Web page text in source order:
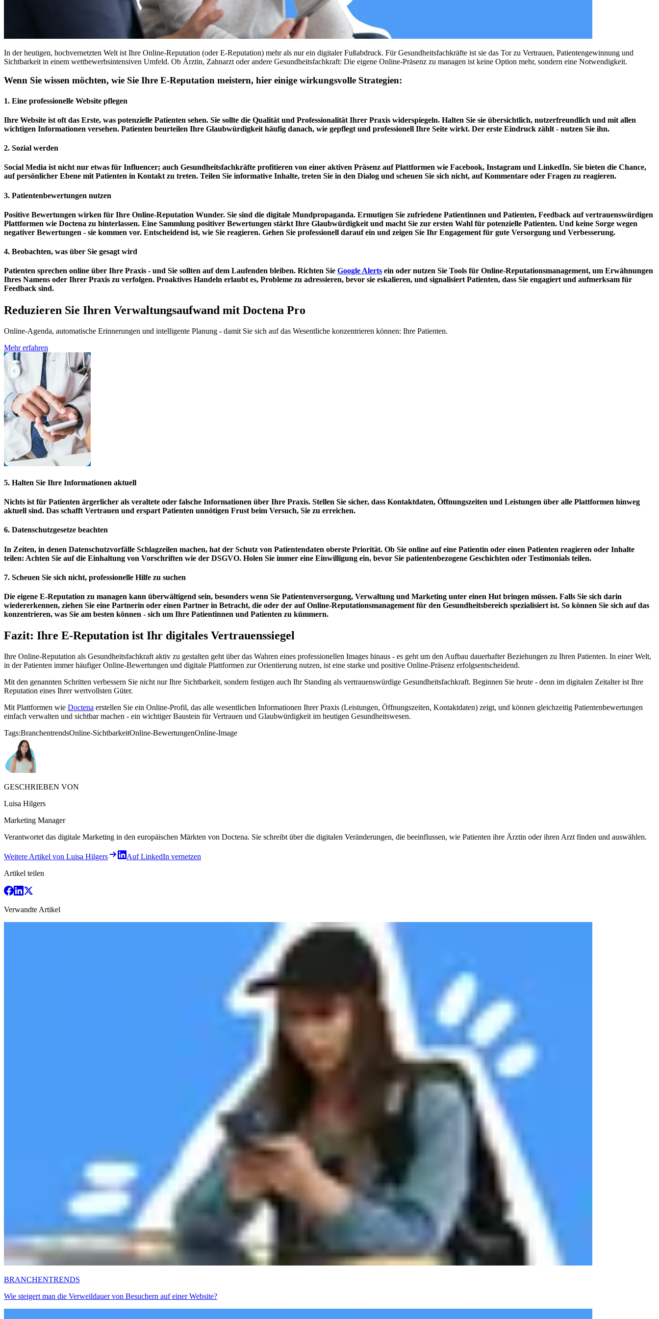
In der heutigen, hochvernetzten Welt ist Ihre Online-Reputation (oder E-Reputation) mehr als nur ein digitaler Fußabdruck. Für Gesundheitsfachkräfte ist sie das Tor zu Vertrauen, Patientengewinnung und
Sichtbarkeit in einem wettbewerbsintensiven Umfeld. Ob Ärztin, Zahnarzt oder andere Gesundheitsfachkraft: Die eigene Online-Präsenz zu managen ist keine Option mehr, sondern eine Notwendigkeit.
Wenn Sie wissen möchten, wie Sie Ihre E-Reputation meistern, hier einige wirkungsvolle Strategien:
1. Eine professionelle Website pflegen
Ihre Website ist oft das Erste, was potenzielle Patienten sehen. Sie sollte die Qualität und Professionalität Ihrer Praxis widerspiegeln. Halten Sie sie übersichtlich, nutzerfreundlich und mit allen
wichtigen Informationen versehen. Patienten beurteilen Ihre Glaubwürdigkeit häufig danach, wie gepflegt und professionell Ihre Seite wirkt. Der erste Eindruck zählt - nutzen Sie ihn.
2. Sozial werden
Social Media ist nicht nur etwas für Influencer; auch Gesundheitsfachkräfte profitieren von einer aktiven Präsenz auf Plattformen wie Facebook, Instagram und LinkedIn. Sie bieten die Chance,
auf persönlicher Ebene mit Patienten in Kontakt zu treten. Teilen Sie informative Inhalte, treten Sie in den Dialog und scheuen Sie sich nicht, auf Kommentare oder Fragen zu reagieren.
3. Patientenbewertungen nutzen
Positive Bewertungen wirken für Ihre Online-Reputation Wunder. Sie sind die digitale Mundpropaganda. Ermutigen Sie zufriedene Patientinnen und Patienten, Feedback auf vertrauenswürdigen
Plattformen wie Doctena zu hinterlassen. Eine Sammlung positiver Bewertungen stärkt Ihre Glaubwürdigkeit und macht Sie zur ersten Wahl für potenzielle Patienten. Und keine Sorge wegen
negativer Bewertungen - sie kommen vor. Entscheidend ist, wie Sie reagieren. Gehen Sie professionell darauf ein und zeigen Sie Ihr Engagement für gute Versorgung und Verbesserung.
4. Beobachten, was über Sie gesagt wird
Patienten sprechen online über Ihre Praxis - und Sie sollten auf dem Laufenden bleiben. Richten Sie Google Alerts ein oder nutzen Sie Tools für Online-Reputationsmanagement, um Erwähnungen
Ihres Namens oder Ihrer Praxis zu verfolgen. Proaktives Handeln erlaubt es, Probleme zu adressieren, bevor sie eskalieren, und signalisiert Patienten, dass Sie engagiert und aufmerksam für
Feedback sind.
Reduzieren Sie Ihren Verwaltungsaufwand mit Doctena Pro
Online-Agenda, automatische Erinnerungen und intelligente Planung - damit Sie sich auf das Wesentliche konzentrieren können: Ihre Patienten.
Mehr erfahren
5. Halten Sie Ihre Informationen aktuell
Nichts ist für Patienten ärgerlicher als veraltete oder falsche Informationen über Ihre Praxis. Stellen Sie sicher, dass Kontaktdaten, Öffnungszeiten und Leistungen über alle Plattformen hinweg
aktuell sind. Das schafft Vertrauen und erspart Patienten unnötigen Frust beim Versuch, Sie zu erreichen.
6. Datenschutzgesetze beachten
In Zeiten, in denen Datenschutzvorfälle Schlagzeilen machen, hat der Schutz von Patientendaten oberste Priorität. Ob Sie online auf eine Patientin oder einen Patienten reagieren oder Inhalte
teilen: Achten Sie auf die Einhaltung von Vorschriften wie der DSGVO. Holen Sie immer eine Einwilligung ein, bevor Sie patientenbezogene Geschichten oder Testimonials teilen.
7. Scheuen Sie sich nicht, professionelle Hilfe zu suchen
Die eigene E-Reputation zu managen kann überwältigend sein, besonders wenn Sie Patientenversorgung, Verwaltung und Marketing unter einen Hut bringen müssen. Falls Sie sich darin
wiedererkennen, ziehen Sie eine Partnerin oder einen Partner in Betracht, die oder der auf Online-Reputationsmanagement für den Gesundheitsbereich spezialisiert ist. So können Sie sich auf das
konzentrieren, was Sie am besten können - sich um Ihre Patientinnen und Patienten zu kümmern.
Fazit: Ihre E-Reputation ist Ihr digitales Vertrauenssiegel
Ihre Online-Reputation als Gesundheitsfachkraft aktiv zu gestalten geht über das Wahren eines professionellen Images hinaus - es geht um den Aufbau dauerhafter Beziehungen zu Ihren Patienten. In einer Welt,
in der Patienten immer häufiger Online-Bewertungen und digitale Plattformen zur Orientierung nutzen, ist eine starke und positive Online-Präsenz erfolgsentscheidend.
Mit den genannten Schritten verbessern Sie nicht nur Ihre Sichtbarkeit, sondern festigen auch Ihr Standing als vertrauenswürdige Gesundheitsfachkraft. Beginnen Sie heute - denn im digitalen Zeitalter ist Ihre
Reputation eines Ihrer wertvollsten Güter.
Mit Plattformen wie Doctena erstellen Sie ein Online-Profil, das alle wesentlichen Informationen Ihrer Praxis (Leistungen, Öffnungszeiten, Kontaktdaten) zeigt, und können gleichzeitig Patientenbewertungen
einfach verwalten und sichtbar machen - ein wichtiger Baustein für Vertrauen und Glaubwürdigkeit im heutigen Gesundheitswesen.
Tags:BranchentrendsOnline-SichtbarkeitOnline-BewertungenOnline-Image
GESCHRIEBEN VON
Luisa Hilgers
Marketing Manager
Verantwortet das digitale Marketing in den europäischen Märkten von Doctena. Sie schreibt über die digitalen Veränderungen, die beeinflussen, wie Patienten ihre Ärztin oder ihren Arzt finden und auswählen.
Weitere Artikel von Luisa Hilgers
Auf LinkedIn vernetzen
Artikel teilen
Verwandte Artikel
BRANCHENTRENDS
Wie steigert man die Verweildauer von Besuchern auf einer Website?